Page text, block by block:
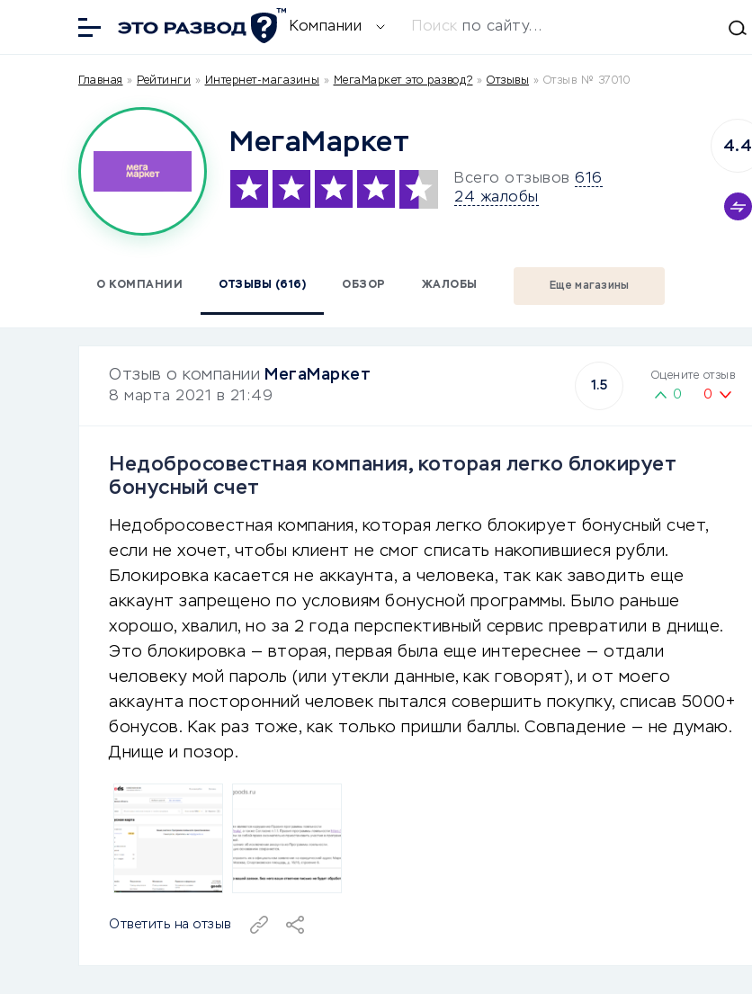
Компании Поиск по сайту...
Главная » Рейтинги » Интернет-магазины » МегаМаркет это развод? » Отзывы » Отзыв № 37010
МегаМаркет
Всего отзывов 616
24 жалобы
4.4
О КОМПАНИИ ОТЗЫВЫ (616) ОБЗОР ЖАЛОБЫ Еще магазины
Отзыв о компании МегаМаркет
8 марта 2021 в 21:49
1.5
Оцените отзыв
0 0
Недобросовестная компания, которая легко блокирует
бонусный счет
Недобросовестная компания, которая легко блокирует бонусный счет,
если не хочет, чтобы клиент не смог списать накопившиеся рубли.
Блокировка касается не аккаунта, а человека, так как заводить еще
аккаунт запрещено по условиям бонусной программы. Было раньше
хорошо, хвалил, но за 2 года перспективный сервис превратили в днище.
Это блокировка — вторая, первая была еще интереснее — отдали
человеку мой пароль (или утекли данные, как говорят), и от моего
аккаунта посторонний человек пытался совершить покупку, списав 5000+
бонусов. Как раз тоже, как только пришли баллы. Совпадение — не думаю.
Днище и позор.
Ответить на отзыв